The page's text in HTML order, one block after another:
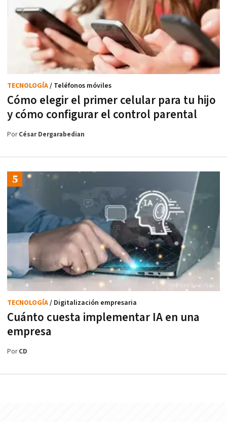
Cómo elegir el primer celular para tu hijo
y cómo configurar el control parental
TECNOLOGÍA/ Teléfonos móviles
PorCésar Dergarabedian
Cuánto cuesta implementar IA en una
empresa
TECNOLOGÍA/ Digitalización empresaria
PorCD